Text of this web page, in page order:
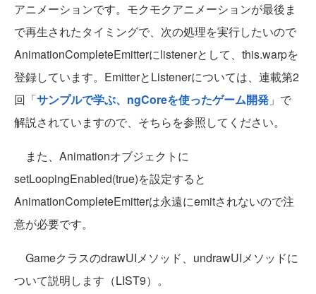
アニメーションです。モクモクアニメーションが最後ま
で再生されたタイミングで、次の処理を実行したいので
AnimationCompleteEmitterにlistenerとして、this.warpを
登録しています。EmitterとListenerについては、連載第2
回「サンプルで学ぶ、ngCoreを使ったゲーム開発 」で
解説されていますので、そちらを参照してください。
また、Animationオブジェクトに
setLoopingEnabled(true)を設定すると
AnimationCompleteEmitterは永遠にemitされないので注
意が必要です。
GameクラスのdrawUIメソッド、undrawUIメソッドに
ついて説明します（LIST9）。